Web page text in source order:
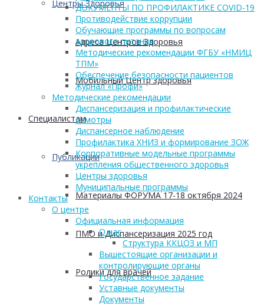
Центры Здоровья
Адреса Центров Здоровья
Мобильный Центр здоровья
Cпециалистам
Публикации
Материалы ФОРУМА 17-18 октября 2024
ПМО и Диспансеризация 2025 год
Ролики для врачей
ДОКУМЕНТЫ ПО ПРОФИЛАКТИКЕ COVID-19
Противодействие коррупции
Обучающие программы по вопросам
здорового питания
Методические рекомендации ФГБУ «НМИЦ
ТПМ»
Обеспечение безопасности пациентов
Журнал «Профи»
Методические рекомендации
Диспансеризация и профилактические
осмотры
Диспансерное наблюдение
Профилактика ХНИЗ и формирование ЗОЖ
Корпоративные модельные программы
укрепления общественного здоровья
Центры здоровья
Муниципальные программы
Контакты
О центре
Официальная информация
О нас
Структура ККЦОЗ и МП
Вышестоящие организации и
контролирующие органы
Государственное задание
Уставные документы
Документы